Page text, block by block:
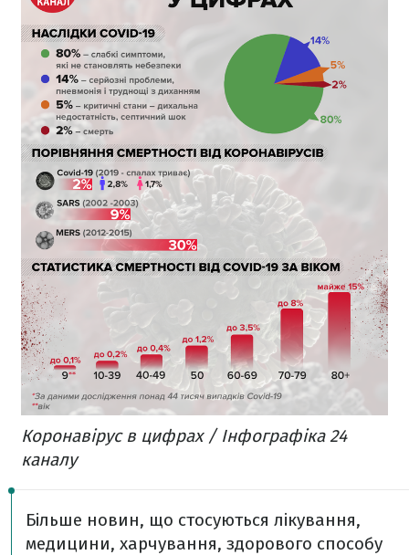
Коронавірус в цифрах / Інфографіка 24
каналу
Більше новин, що стосуються лікування,
медицини, харчування, здорового способу